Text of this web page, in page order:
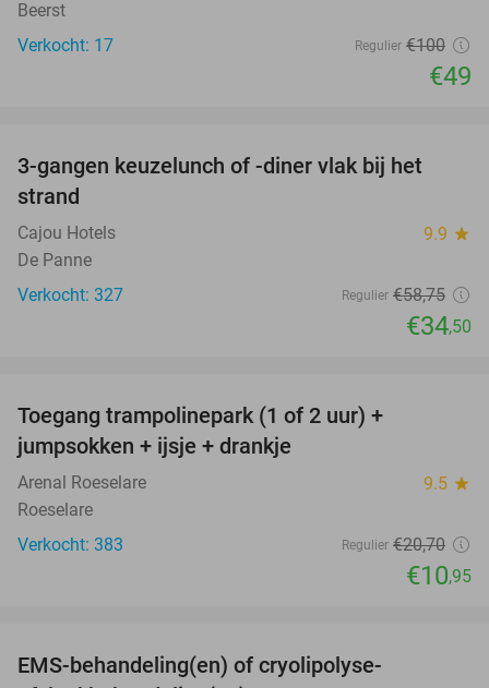
Beerst
Verkocht: 17
Regulier €100
€49
3-gangen keuzelunch of -diner vlak bij het
strand
Cajou Hotels 9.9 star
De Panne
Verkocht: 327
Regulier €58,75
€34,50
Toegang trampolinepark (1 of 2 uur) +
jumpsokken + ijsje + drankje
Arenal Roeselare 9.5 star
Roeselare
Verkocht: 383
Regulier €20,70
€10,95
EMS-behandeling(en) of cryolipolyse-